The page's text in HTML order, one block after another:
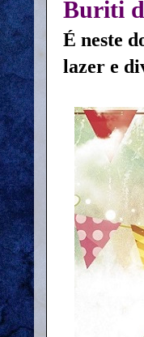
Buriti
É neste
lazer e